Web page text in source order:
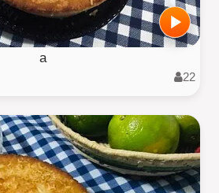
a
22